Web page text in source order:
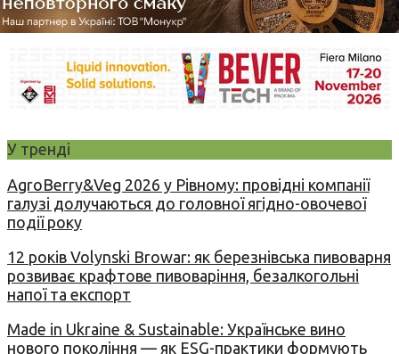
У тренді
AgroBerry&Veg 2026 у Рівному: провідні компанії
галузі долучаються до головної ягідно-овочевої
події року
12 років Volynski Browar: як березнівська пивоварня
розвиває крафтове пивоваріння, безалкогольні
напої та експорт
Made in Ukraine & Sustainable: Українське вино
нового покоління — як ESG-практики формують